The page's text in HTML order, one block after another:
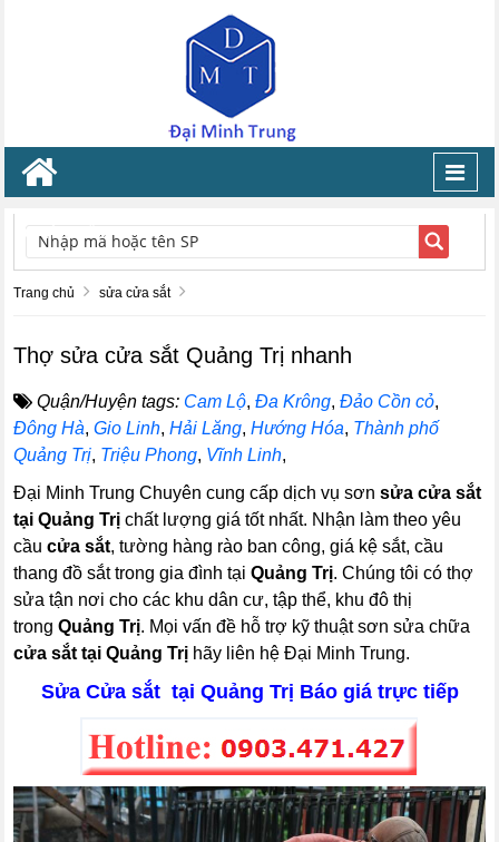
TÌM KIẾM
Trang chủ sửa cửa sắt
Thợ sửa cửa sắt Quảng Trị nhanh
Quận/Huyện tags: Cam Lộ,Đa Krông,Đảo Cồn cỏ,
Đông Hà,Gio Linh,Hải Lăng,Hướng Hóa, Thành phố
Quảng Trị, Triệu Phong, Vĩnh Linh,
Đại Minh Trung Chuyên cung cấp dịch vụ sơn sửa cửa sắt
tại Quảng Trị chất lượng giá tốt nhất. Nhận làm theo yêu
cầucửa sắt, tường hàng rào ban công, giá kệ sắt, cầu
thang đồ sắt trong gia đình tạiQuảng Trị. Chúng tôi có thợ
sửa tận nơi cho các khu dân cư, tập thể, khu đô thị
trongQuảng Trị. Mọi vấn đề hỗ trợ kỹ thuật sơn sửa chữa
cửa sắt tại Quảng Trị hãy liên hệ Đại Minh Trung.
Sửa Cửa sắt tại Quảng Trị Báo giá trực tiếp